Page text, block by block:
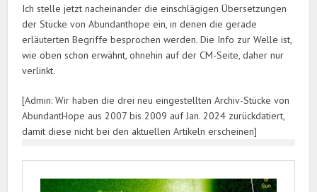
Ich stelle jetzt nacheinander die einschlägigen Übersetzungen
der Stücke von Abundanthope ein, in denen die gerade
erläuterten Begriffe besprochen werden. Die Info zur Welle ist,
wie oben schon erwähnt, ohnehin auf der CM-Seite, daher nur
verlinkt.
[Admin: Wir haben die drei neu eingestellten Archiv-Stücke von
AbundantHope aus 2007 bis 2009 auf Jan. 2024 zurückdatiert,
damit diese nicht bei den aktuellen Artikeln erscheinen]